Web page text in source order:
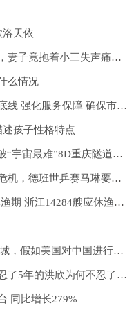
洛天依
【全球新要闻】丈夫出轨当场被抓，妻子竟抱着小三失声痛哭：这一哭算是缘分已尽
么情况
沈晓明在长沙检查慰问：守牢安全底线 强化服务保障 确保市民游客平安祥和过节 今日热文
孩子性格特点
自研“北斗高精”！百度地图宣布攻破“宇宙最难”8D重庆隧道导航_环球速讯
凭实力夺冠可服众！陈梦遭遇信任危机，德班世乒赛马琳要出手帮忙
当前热点-东海渔区全面进入伏季休渔期 浙江14284艘应休渔船安全到港
环球观焦点：870枚核弹覆盖117座城，假如美国对中国进行核打击，后果会怎么样
洪欣张丹峰离婚，毕滢登上热搜，忍了5年的洪欣为何不忍了？|全球信息
同比增长279%